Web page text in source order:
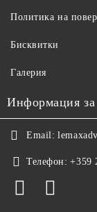
Политика на
Бисквитки
Галерия
Информация за
Email:
Телефон: +359